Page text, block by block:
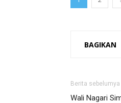
BAGIKAN
Berita sebelumya
Wali Nagari